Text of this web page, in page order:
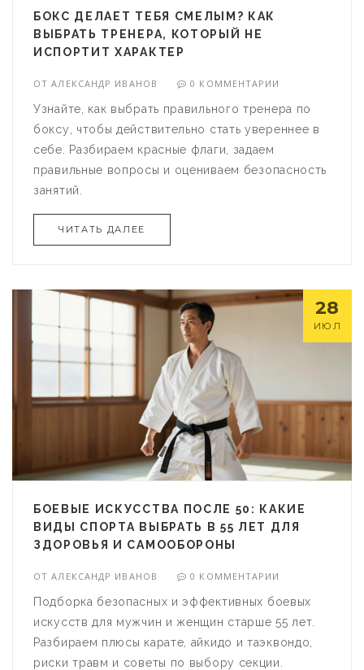
БОКС ДЕЛАЕТ ТЕБЯ СМЕЛЫМ? КАК
ВЫБРАТЬ ТРЕНЕРА, КОТОРЫЙ НЕ
ИСПОРТИТ ХАРАКТЕР
ОТАЛЕКСАНДР ИВАНОВ 0 КОММЕНТАРИИ
Узнайте, как выбрать правильного тренера по
боксу, чтобы действительно стать увереннее в
себе. Разбираем красные флаги, задаем
правильные вопросы и оцениваем безопасность
занятий.
ЧИТАТЬ ДАЛЕЕ
28
ИЮЛ
БОЕВЫЕ ИСКУССТВА ПОСЛЕ 50: КАКИЕ
ВИДЫ СПОРТА ВЫБРАТЬ В 55 ЛЕТ ДЛЯ
ЗДОРОВЬЯ И САМООБОРОНЫ
ОТАЛЕКСАНДР ИВАНОВ 0 КОММЕНТАРИИ
Подборка безопасных и эффективных боевых
искусств для мужчин и женщин старше 55 лет.
Разбираем плюсы карате, айкидо и таэквондо,
риски травм и советы по выбору секции.